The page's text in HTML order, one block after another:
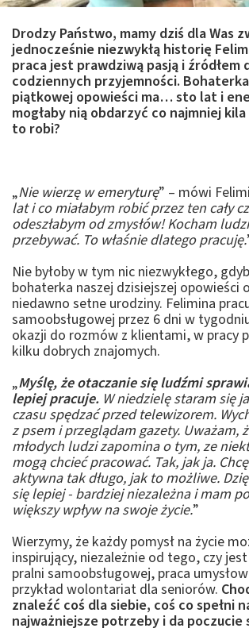
Drodzy Państwo, mamy dziś dla Was
jednocześnie niezwykłą historię
praca jest prawdziwą pasją i źródłem
codziennych przyjemności.
piątkowej opowieści ma… sto lat i
mogłaby nią obdarzyć co najmniej
to robi?
„Nie wierzę w emeryturę” – mówi
lat i co miałabym robić przez ten cały
odeszłabym od zmysłów! Kocham
przebywać. To właśnie dlatego pracuję.
Nie byłoby w tym nic niezwykłego,
bohaterka naszej dzisiejszej opowieści
niedawno setne urodziny. Felimina
samoobsługowej przez 6 dni w
okazji do rozmów z klientami, w pracy
kilku dobrych znajomych.
„Myślę, że otaczanie się ludźmi
lepiej pracuje. W niedzielę staram się
czasu spędzać przed telewizorem.
z psem i przeglądam gazety. Uważam,
młodych ludzi zapomina o tym, ze
mogą chcieć pracować. Tak, jak ja.
aktywna tak długo, jak to możliwe.
się lepiej - bardziej niezależna i mam
większy wpływ na swoje życie.”
Wierzymy, że każdy pomysł na życie
inspirujący, niezależnie od tego, czy
pralni samoobsługowej, praca
przykład wolontariat dla seniorów.
znaleźć coś dla siebie, coś co spełni
najważniejsze potrzeby i da poczucie